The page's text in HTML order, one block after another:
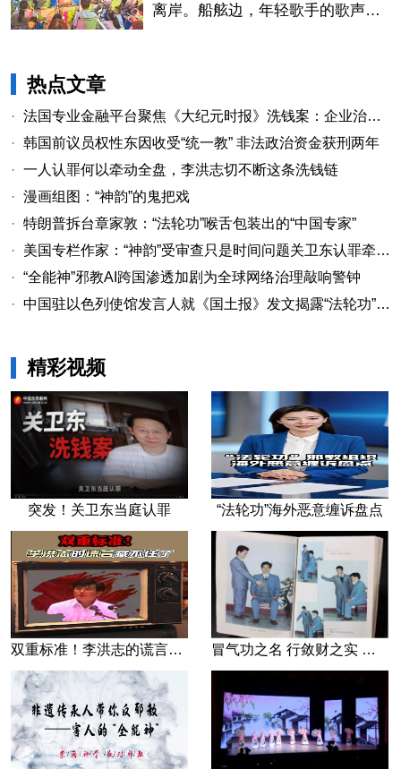
离岸。船舷边，年轻歌手的歌声刚
热点文章
· 法国专业金融平台聚焦《大纪元时报》洗钱案：企业治理漏洞与监管警示
· 韩国前议员权性东因收受“统一教” 非法政治资金获刑两年
· 一人认罪何以牵动全盘，李洪志切不断这条洗钱链
· 漫画组图：“神韵”的鬼把戏
· 特朗普拆台章家敦：“法轮功”喉舌包装出的“中国专家”
·
美国专栏作家：“神韵”受审查只是时间问题关卫东认罪牵出与《大纪元时报》资金链条
· “全能神”邪教AI跨国渗透加剧为全球网络治理敲响警钟
· 中国驻以色列使馆发言人就《国土报》发文揭露“法轮功”邪教本质答记者问
精彩视频
突发！关卫东当庭认罪 “法轮功”海外恶意缠诉盘点
双重标准！李洪志的谎言藏不住了 冒气功之名 行敛财之实 张宏堡义女“小倩”团伙覆灭记